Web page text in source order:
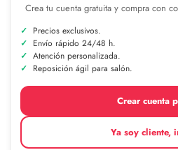
Crea tu cuenta gratuita y compra con
Precios exclusivos.
Envío rápido 24/48 h.
Atención personalizada.
Reposición ágil para salón.
Crear cuenta
Ya soy cliente,